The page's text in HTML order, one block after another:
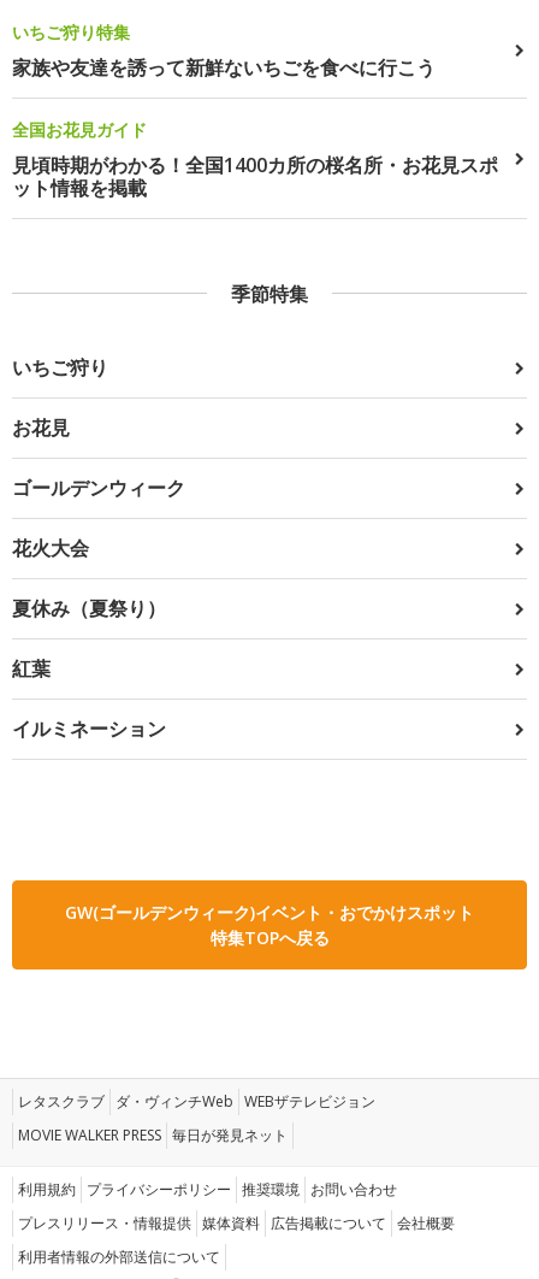
いちご狩り特集
家族や友達を誘って新鮮ないちごを食べに行こう
全国お花見ガイド
見頃時期がわかる！全国1400カ所の桜名所・お花見スポ
ット情報を掲載
季節特集
いちご狩り
お花見
ゴールデンウィーク
花火大会
夏休み（夏祭り）
紅葉
イルミネーション
GW(ゴールデンウィーク)イベント・おでかけスポット
特集TOPへ戻る
レタスクラブ ダ・ヴィンチWeb WEBザテレビジョン
MOVIE WALKER PRESS 毎日が発見ネット
利用規約 プライバシーポリシー 推奨環境 お問い合わせ
プレスリリース・情報提供 媒体資料 広告掲載について 会社概要
利用者情報の外部送信について